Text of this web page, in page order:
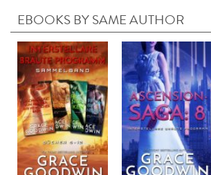
EBOOKS BY SAME AUTHOR